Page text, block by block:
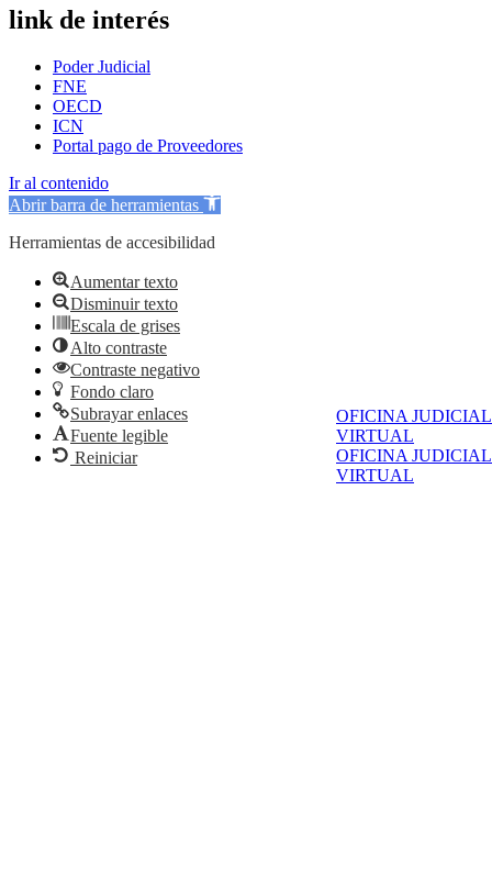
OFICINA JUDICIAL
VIRTUAL
OFICINA JUDICIAL
VIRTUAL
link de interés
Poder Judicial
FNE
OECD
ICN
Portal pago de Proveedores
Ir al contenido
Abrir barra de herramientas
Herramientas de accesibilidad
Aumentar texto
Disminuir texto
Escala de grises
Alto contraste
Contraste negativo
Fondo claro
Subrayar enlaces
Fuente legible
Reiniciar